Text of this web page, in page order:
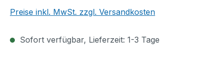
Preise inkl. MwSt. zzgl. Versandkosten
Sofort verfügbar, Lieferzeit: 1-3 Tage